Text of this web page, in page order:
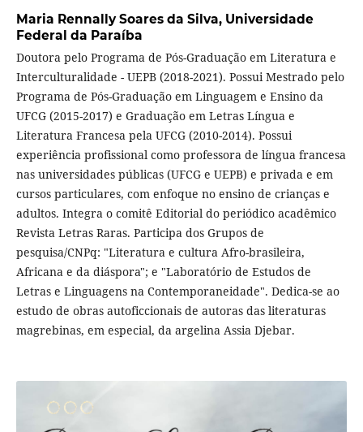
Maria Rennally Soares da Silva, Universidade
Federal da Paraíba
Doutora pelo Programa de Pós-Graduação em Literatura e
Interculturalidade - UEPB (2018-2021). Possui Mestrado pelo
Programa de Pós-Graduação em Linguagem e Ensino da
UFCG (2015-2017) e Graduação em Letras Língua e
Literatura Francesa pela UFCG (2010-2014). Possui
experiência profissional como professora de língua francesa
nas universidades públicas (UFCG e UEPB) e privada e em
cursos particulares, com enfoque no ensino de crianças e
adultos. Integra o comitê Editorial do periódico acadêmico
Revista Letras Raras. Participa dos Grupos de
pesquisa/CNPq: "Literatura e cultura Afro-brasileira,
Africana e da diáspora"; e "Laboratório de Estudos de
Letras e Linguagens na Contemporaneidade". Dedica-se ao
estudo de obras autoficcionais de autoras das literaturas
magrebinas, em especial, da argelina Assia Djebar.